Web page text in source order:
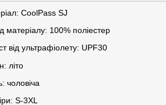
CoolPass SJ
матеріалу: 100% поліестер
від ультрафіолету: UPF30
літо
чоловіча
S-3XL